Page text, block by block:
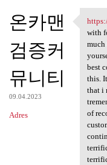
온카맨
검증커
뮤니티
09.04.2023
Adres
with
much
best
this.
that i
of